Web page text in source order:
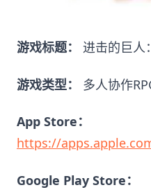
游戏标题： 进击的巨
游戏类型： 多人协作
App Store：
https://
Google Play Store：